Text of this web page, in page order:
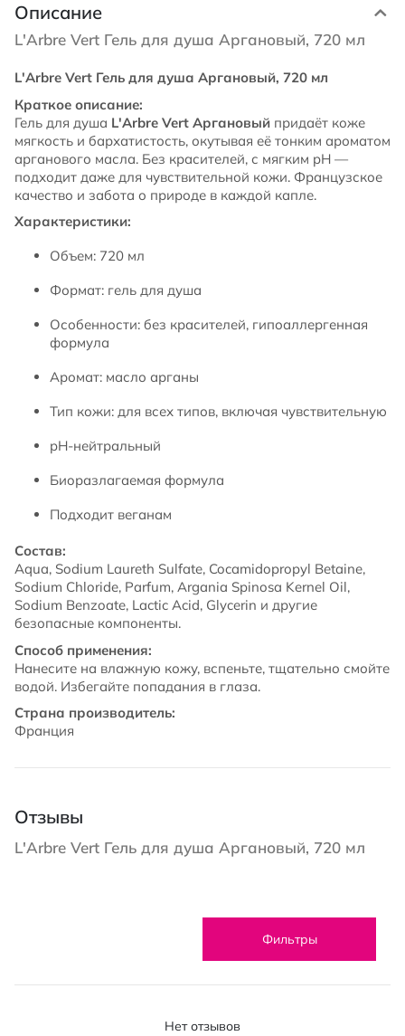
Описание
L'Arbre Vert Гель для душа Аргановый, 720 мл
L'Arbre Vert Гель для душа Аргановый, 720 мл
Краткое описание:
Гель для душа L'Arbre Vert Аргановый придаёт коже
мягкость и бархатистость, окутывая её тонким ароматом
арганового масла. Без красителей, с мягким pH —
подходит даже для чувствительной кожи. Французское
качество и забота о природе в каждой капле.
Характеристики:
Объем: 720 мл
Формат: гель для душа
Особенности: без красителей, гипоаллергенная
формула
Аромат: масло арганы
Тип кожи: для всех типов, включая чувствительную
pH-нейтральный
Биoразлагаемая формула
Подходит веганам
Состав:
Aqua, Sodium Laureth Sulfate, Cocamidopropyl Betaine,
Sodium Chloride, Parfum, Argania Spinosa Kernel Oil,
Sodium Benzoate, Lactic Acid, Glycerin и другие
безопасные компоненты.
Способ применения:
Нанесите на влажную кожу, вспеньте, тщательно смойте
водой. Избегайте попадания в глаза.
Страна производитель:
Франция
Отзывы
L'Arbre Vert Гель для душа Аргановый, 720 мл
Фильтры
Нет отзывов